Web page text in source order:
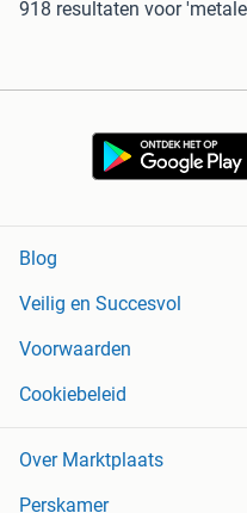
918 resultaten voor
Blog
Veilig en Succesvol
Voorwaarden
Cookiebeleid
Over Marktplaats
Perskamer